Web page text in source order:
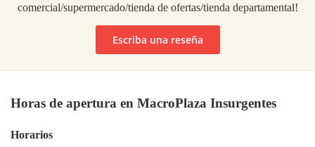
comercial/supermercado/tienda de ofertas/tienda departamental!
Escriba una reseña
Horas de apertura en MacroPlaza Insurgentes
Horarios